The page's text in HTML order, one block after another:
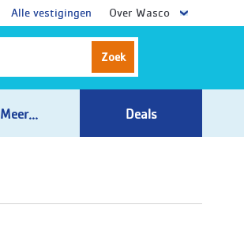
Alle vestigingen Over Wasco
Zoek
Meer... Deals